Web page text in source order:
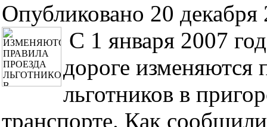
Опубликовано 20 декабря
С 1 января 2007
дороге изменяются
льготников в
транспорте. Как